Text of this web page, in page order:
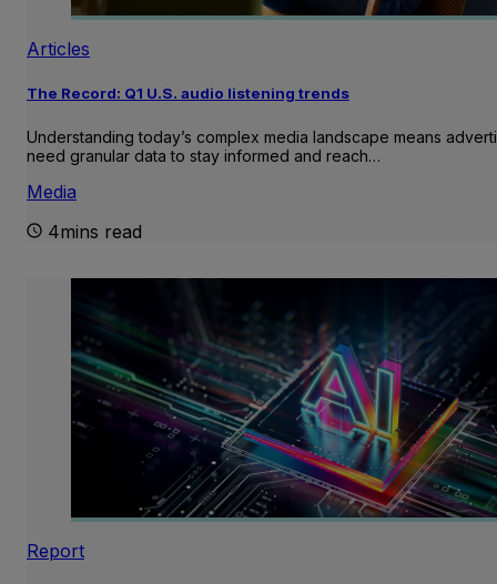
Articles
The Record: Q1 U.S. audio listening trends
Understanding today’s complex media landscape means
need granular data to stay informed and reach…
Media
4mins read
Report